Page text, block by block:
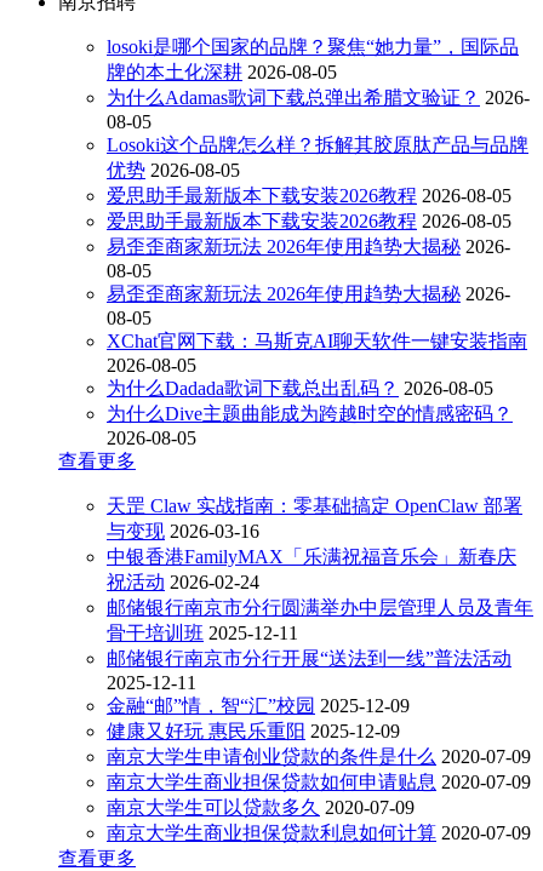
losoki是哪个国家的品牌？聚焦“她力量”，国际品
牌的本土化深耕 2026-08-05
为什么Adamas歌词下载总弹出希腊文验证？ 2026-
08-05
Losoki这个品牌怎么样？拆解其胶原肽产品与品牌
优势 2026-08-05
爱思助手最新版本下载安装2026教程 2026-08-05
爱思助手最新版本下载安装2026教程 2026-08-05
易歪歪商家新玩法 2026年使用趋势大揭秘 2026-
08-05
易歪歪商家新玩法 2026年使用趋势大揭秘 2026-
08-05
XChat官网下载：马斯克AI聊天软件一键安装指南
2026-08-05
为什么Dadada歌词下载总出乱码？ 2026-08-05
为什么Dive主题曲能成为跨越时空的情感密码？
2026-08-05
查看更多
天罡 Claw 实战指南：零基础搞定 OpenClaw 部署
与变现 2026-03-16
中银香港FamilyMAX「乐满祝福音乐会」新春庆
祝活动 2026-02-24
邮储银行南京市分行圆满举办中层管理人员及青年
骨干培训班 2025-12-11
邮储银行南京市分行开展“送法到一线”普法活动
2025-12-11
金融“邮”情，智“汇”校园 2025-12-09
健康又好玩 惠民乐重阳 2025-12-09
南京大学生申请创业贷款的条件是什么 2020-07-09
南京大学生商业担保贷款如何申请贴息 2020-07-09
南京大学生可以贷款多久 2020-07-09
南京大学生商业担保贷款利息如何计算 2020-07-09
查看更多